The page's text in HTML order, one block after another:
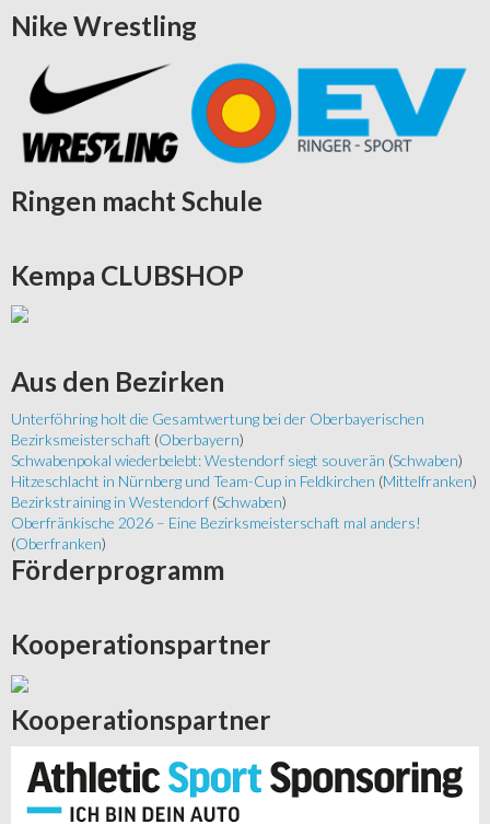
Nike Wrestling
Ringen macht Schule
Kempa CLUBSHOP
Aus den Bezirken
Unterföhring holt die Gesamtwertung bei der Oberbayerischen
Bezirksmeisterschaft (Oberbayern)
Schwabenpokal wiederbelebt: Westendorf siegt souverän (Schwaben)
Hitzeschlacht in Nürnberg und Team-Cup in Feldkirchen (Mittelfranken)
Bezirkstraining in Westendorf (Schwaben)
Oberfränkische 2026 – Eine Bezirksmeisterschaft mal anders!
(Oberfranken)
Förderprogramm
Kooperationspartner
Kooperationspartner